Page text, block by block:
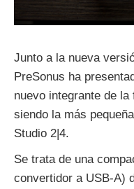
Junto a la nueva
PreSonus ha
nuevo integrante de
siendo la más
Studio 2|4.
Se trata de una
convertidor a USB-A)